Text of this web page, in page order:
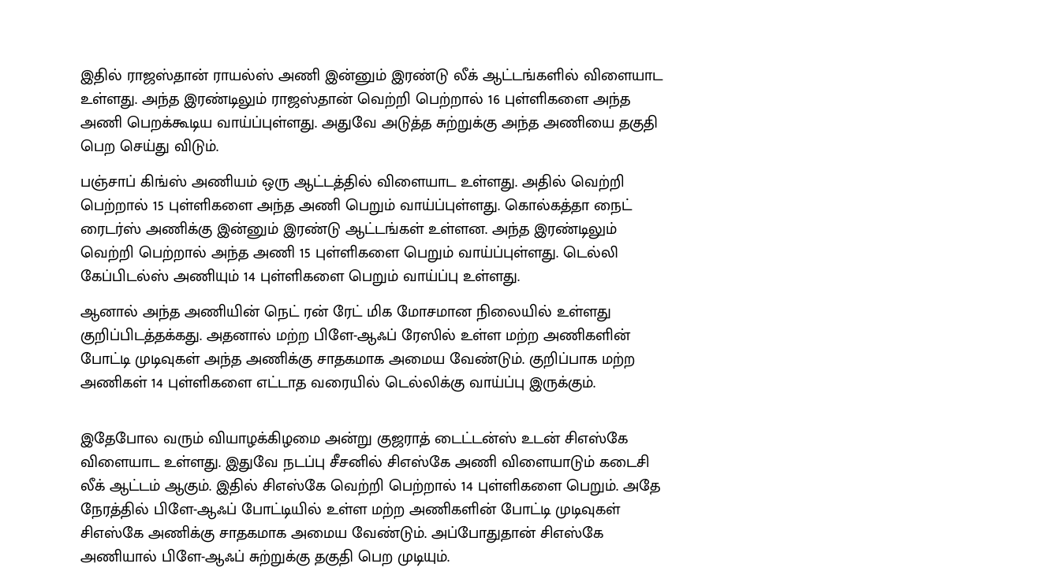
இதில் ராஜஸ்தான் ராயல்ஸ் அணி இன்னும் இரண்டு லீக் ஆட்டங்களில் விளையாட
உள்ளது. அந்த இரண்டிலும் ராஜஸ்தான் வெற்றி பெற்றால் 16 புள்ளிகளை அந்த
அணி பெறக்கூடிய வாய்ப்புள்ளது. அதுவே அடுத்த சுற்றுக்கு அந்த அணியை தகுதி
பெற செய்து விடும்.
பஞ்சாப் கிங்ஸ் அணியம் ஒரு ஆட்டத்தில் விளையாட உள்ளது. அதில் வெற்றி
பெற்றால் 15 புள்ளிகளை அந்த அணி பெறும் வாய்ப்புள்ளது. கொல்கத்தா நைட்
ரைடர்ஸ் அணிக்கு இன்னும் இரண்டு ஆட்டங்கள் உள்ளன. அந்த இரண்டிலும்
வெற்றி பெற்றால் அந்த அணி 15 புள்ளிகளை பெறும் வாய்ப்புள்ளது. டெல்லி
கேப்பிடல்ஸ் அணியும் 14 புள்ளிகளை பெறும் வாய்ப்பு உள்ளது.
ஆனால் அந்த அணியின் நெட் ரன் ரேட் மிக மோசமான நிலையில் உள்ளது
குறிப்பிடத்தக்கது. அதனால் மற்ற பிளே-ஆஃப் ரேஸில் உள்ள மற்ற அணிகளின்
போட்டி முடிவுகள் அந்த அணிக்கு சாதகமாக அமைய வேண்டும். குறிப்பாக மற்ற
அணிகள் 14 புள்ளிகளை எட்டாத வரையில் டெல்லிக்கு வாய்ப்பு இருக்கும்.
இதேபோல வரும் வியாழக்கிழமை அன்று குஜராத் டைட்டன்ஸ் உடன் சிஎஸ்கே
விளையாட உள்ளது. இதுவே நடப்பு சீசனில் சிஎஸ்கே அணி விளையாடும் கடைசி
லீக் ஆட்டம் ஆகும். இதில் சிஎஸ்கே வெற்றி பெற்றால் 14 புள்ளிகளை பெறும். அதே
நேரத்தில் பிளே-ஆஃப் போட்டியில் உள்ள மற்ற அணிகளின் போட்டி முடிவுகள்
சிஎஸ்கே அணிக்கு சாதகமாக அமைய வேண்டும். அப்போதுதான் சிஎஸ்கே
அணியால் பிளே-ஆஃப் சுற்றுக்கு தகுதி பெற முடியும்.